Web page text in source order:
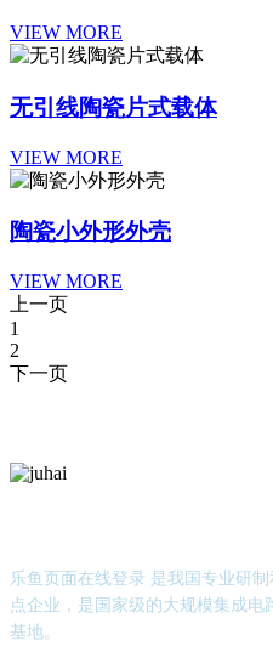
VIEW MORE
无引线陶瓷片式载体
VIEW MORE
陶瓷小外形外壳
VIEW MORE
上一页
1
2
下一页
乐鱼页面在线登录 是我国专业研
点企业，是国家级的大规模集成
基地。